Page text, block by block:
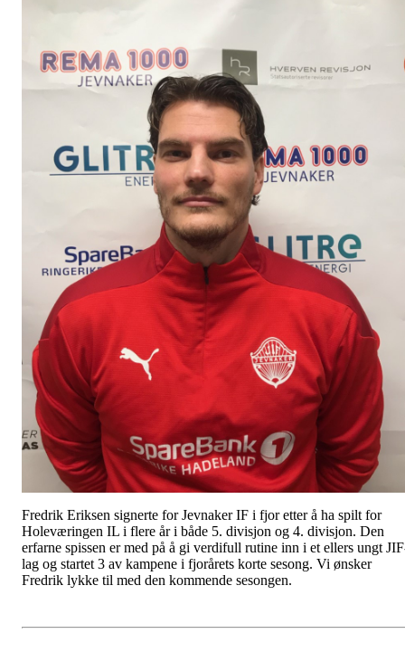
Fredrik Eriksen signerte for Jevnaker IF i fjor etter å ha spilt for
Holeværingen IL i flere år i både 5. divisjon og 4. divisjon. Den
erfarne spissen er med på å gi verdifull rutine inn i et ellers ungt
lag og startet 3 av kampene i fjorårets korte sesong. Vi ønsker
Fredrik lykke til med den kommende sesongen.